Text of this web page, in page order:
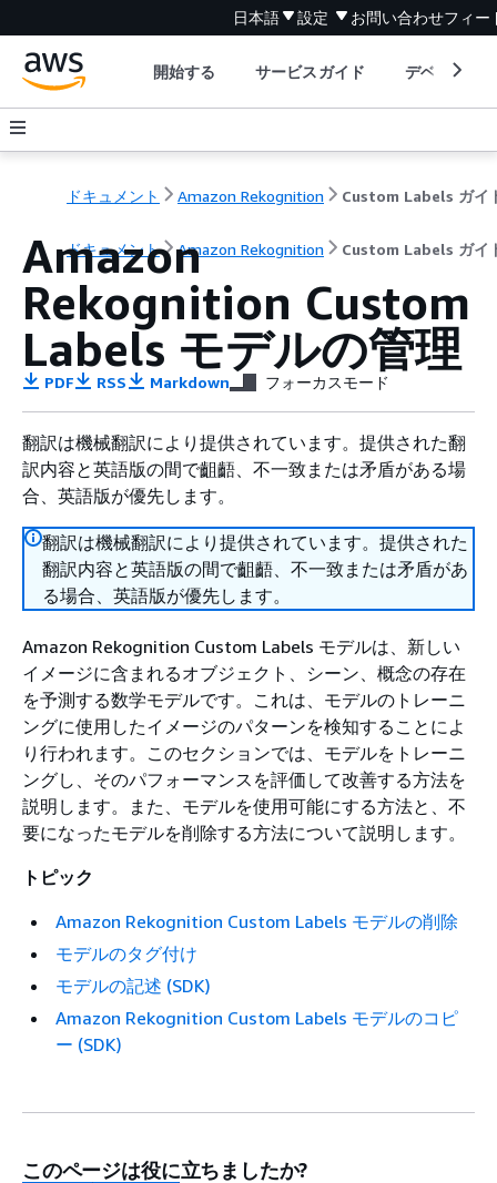
日本語 設定 お問い合わせフィー
開始する サービスガイド デベロッパ
ドキュメント Amazon Rekognition Custom Labels ガイ
ドキュメント Amazon Rekognition Custom Labels ガイ
Amazon
Rekognition Custom
Labels モデルの管理
PDF RSS Markdown フォーカスモード
翻訳は機械翻訳により提供されています。提供された翻
訳内容と英語版の間で齟齬、不一致または矛盾がある場
合、英語版が優先します。
翻訳は機械翻訳により提供されています。提供された
翻訳内容と英語版の間で齟齬、不一致または矛盾があ
る場合、英語版が優先します。
Amazon Rekognition Custom Labels モデルは、新しい
イメージに含まれるオブジェクト、シーン、概念の存在
を予測する数学モデルです。これは、モデルのトレーニ
ングに使用したイメージのパターンを検知することによ
り行われます。このセクションでは、モデルをトレーニ
ングし、そのパフォーマンスを評価して改善する方法を
説明します。また、モデルを使用可能にする方法と、不
要になったモデルを削除する方法について説明します。
トピック
Amazon Rekognition Custom Labels モデルの削除
モデルのタグ付け
モデルの記述 (SDK)
Amazon Rekognition Custom Labels モデルのコピ
ー (SDK)
このページは役に立ちましたか?